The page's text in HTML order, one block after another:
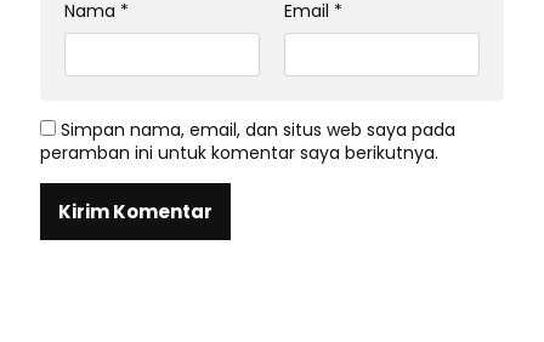
Nama * Email *
Simpan nama, email, dan situs web saya pada
peramban ini untuk komentar saya berikutnya.